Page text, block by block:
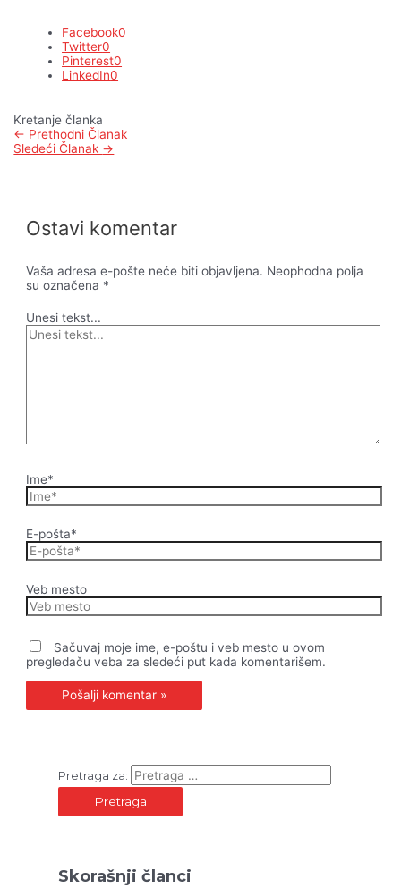
Facebook0
Twitter0
Pinterest0
LinkedIn0
Kretanje članka
← Prethodni Članak
Sledeći Članak →
Ostavi komentar
Vaša adresa e-pošte neće biti objavljena. Neophodna polja
su označena *
Unesi tekst...
Ime*
E-pošta*
Veb mesto
Sačuvaj moje ime, e-poštu i veb mesto u ovom
pregledaču veba za sledeći put kada komentarišem.
Pretraga za:
Skorašnji članci